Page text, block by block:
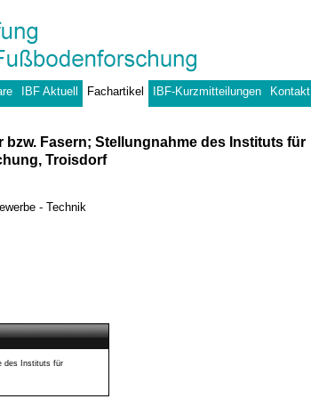
IBF Aktuell Fachartikel IBF-Kurzmitteilungen Kontakt
Fasern; Stellungnahme des Instituts für
Troisdorf
- Technik
des Instituts für